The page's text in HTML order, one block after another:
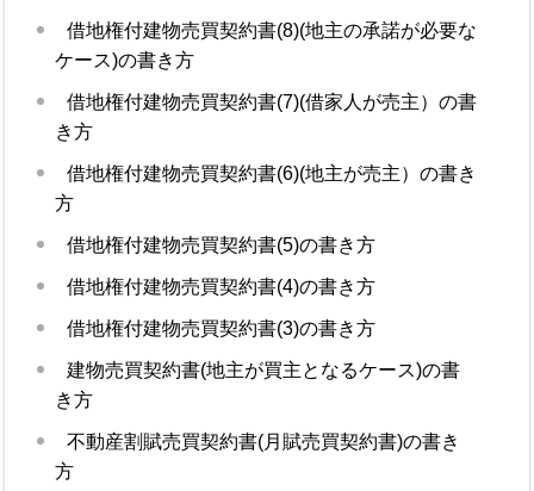
借地権付建物売買契約書(8)(地主の承諾が必要な
ケース)の書き方
借地権付建物売買契約書(7)(借家人が売主）の書
き方
借地権付建物売買契約書(6)(地主が売主）の書き
方
借地権付建物売買契約書(5)の書き方
借地権付建物売買契約書(4)の書き方
借地権付建物売買契約書(3)の書き方
建物売買契約書(地主が買主となるケース)の書
き方
不動産割賦売買契約書(月賦売買契約書)の書き
方